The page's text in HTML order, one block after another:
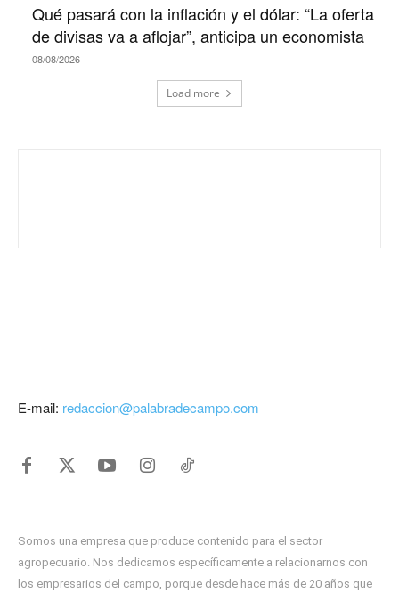
Qué pasará con la inflación y el dólar: “La oferta
de divisas va a aflojar”, anticipa un economista
08/08/2026
Load more
E-mail: redaccion@palabradecampo.com
Somos una empresa que produce contenido para el sector
agropecuario. Nos dedicamos específicamente a relacionarnos con
los empresarios del campo, porque desde hace más de 20 años que